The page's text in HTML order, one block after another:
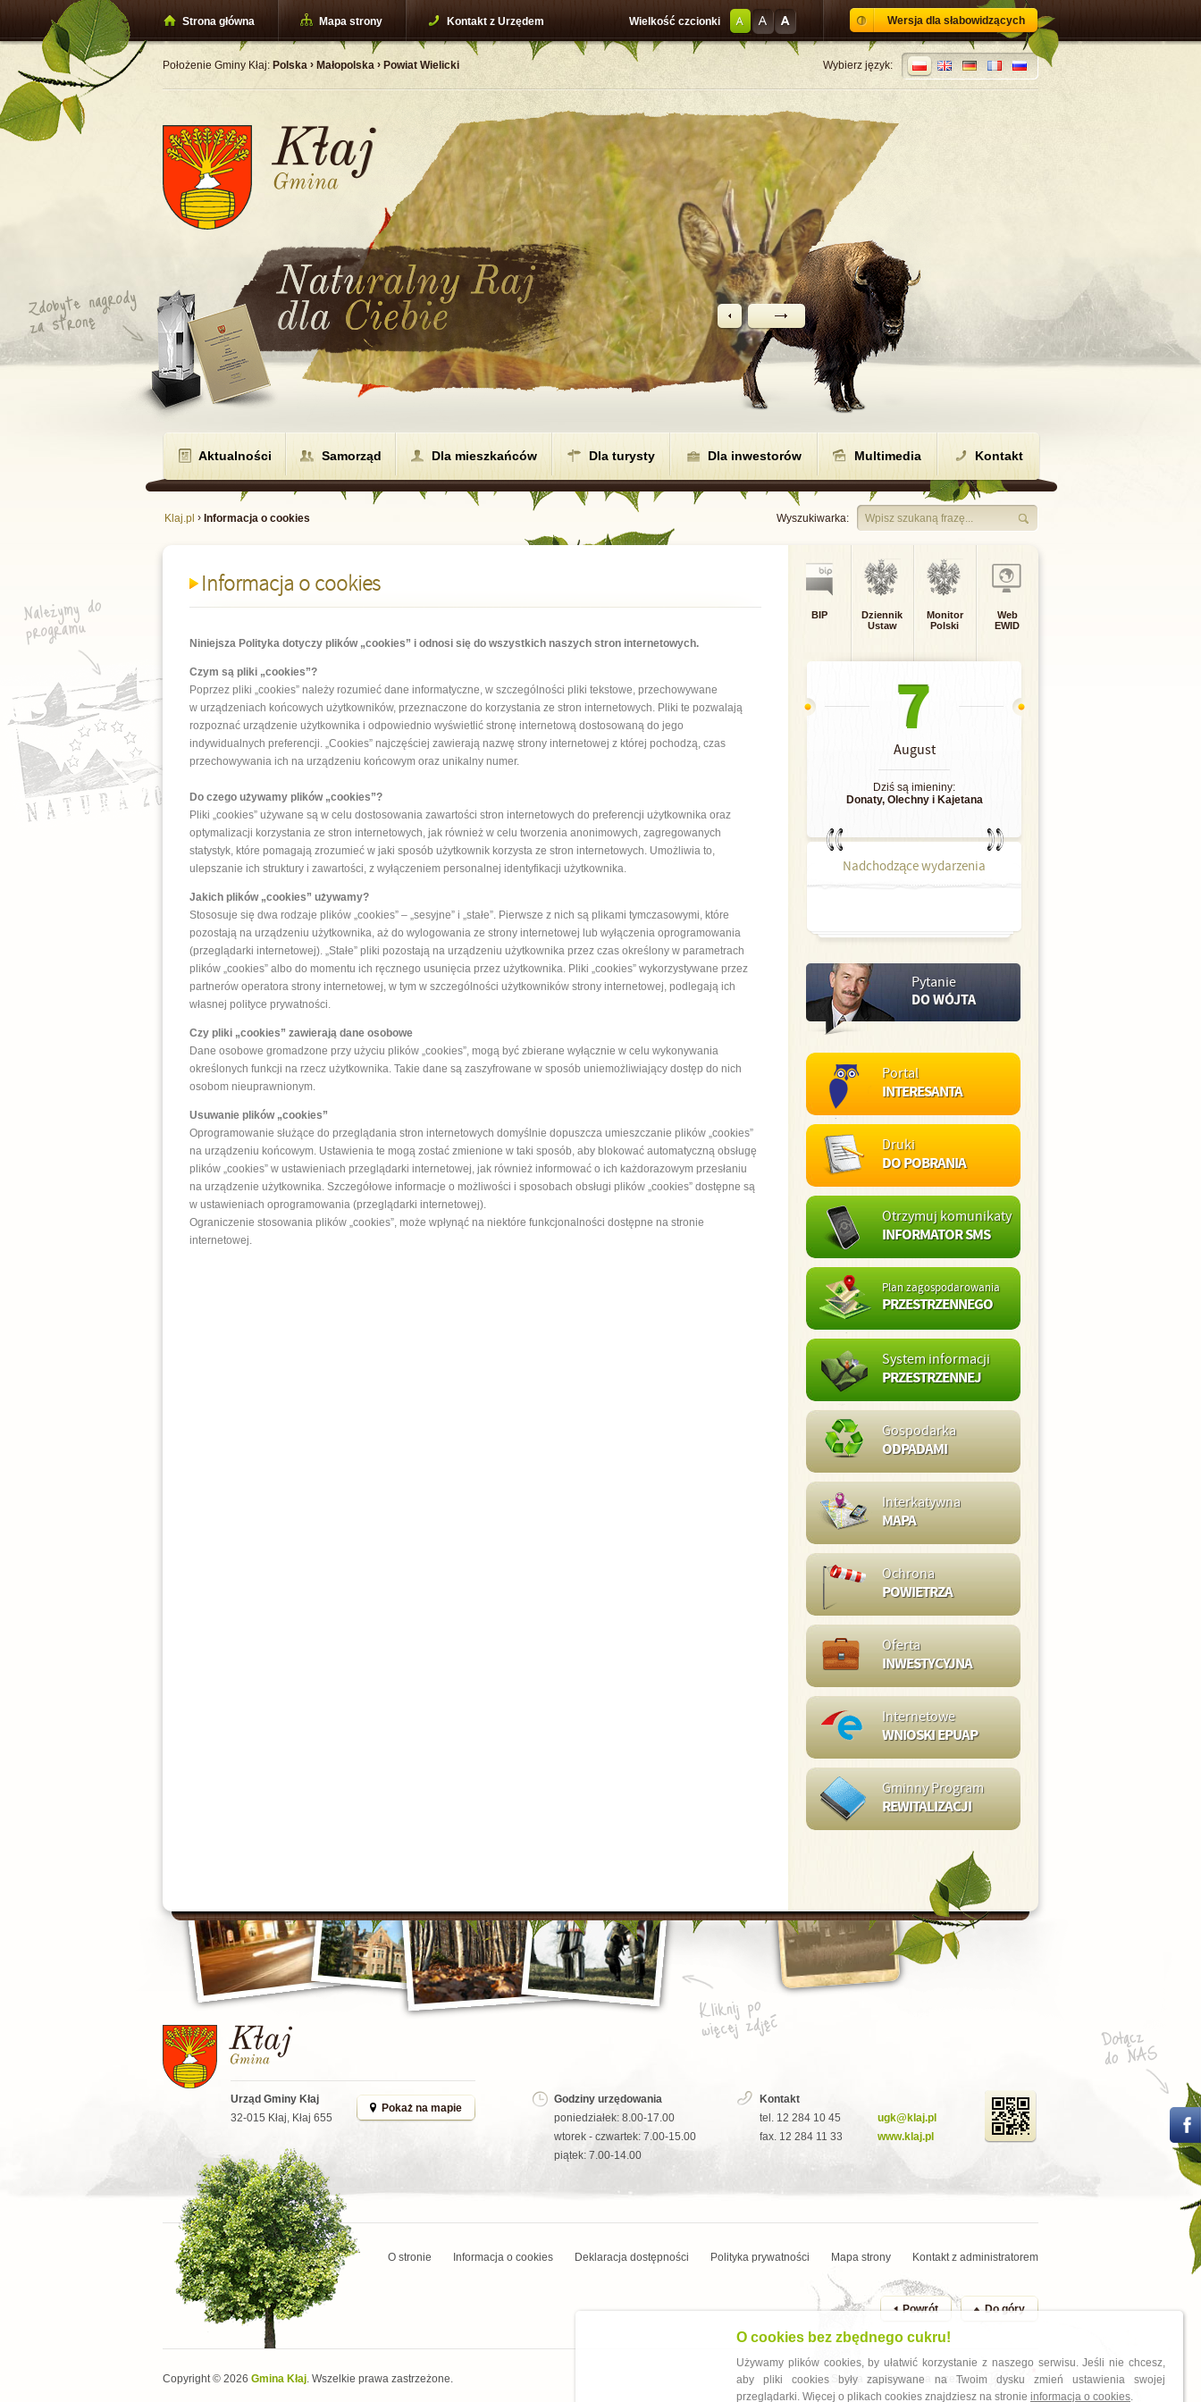
O cookies bez zbędnego cukru!
Używamy plików cookies, by ułatwić korzystanie z naszego serwisu. Jeśli nie chcesz,
aby pliki cookies były zapisywane na Twoim dysku zmień ustawienia swojej
przeglądarki. Więcej o plikach cookies znajdziesz na stronie informacja o cookies.
Położenie Gminy Kłaj: Polska › Małopolska › Powiat Wielicki Wybierz język:
Wersja dla słabowidzących
Wielkość czcionki
Strona główna Mapa strony Kontakt z Urzędem
Aktualności Samorząd Dla mieszkańców Dla turysty Dla inwestorów Multimedia Kontakt
Wyszukiwarka: Wpisz szukaną frazę...
Klaj.pl › Informacja o cookies
Informacja o cookies
Niniejsza Polityka dotyczy plików „cookies” i odnosi się do wszystkich naszych stron internetowych.
Czym są pliki „cookies”?
Poprzez pliki „cookies” należy rozumieć dane informatyczne, w szczególności pliki tekstowe, przechowywane
w urządzeniach końcowych użytkowników, przeznaczone do korzystania ze stron internetowych. Pliki te pozwalają
rozpoznać urządzenie użytkownika i odpowiednio wyświetlić stronę internetową dostosowaną do jego
indywidualnych preferencji. „Cookies” najczęściej zawierają nazwę strony internetowej z której pochodzą, czas
przechowywania ich na urządzeniu końcowym oraz unikalny numer.
Do czego używamy plików „cookies”?
Pliki „cookies” używane są w celu dostosowania zawartości stron internetowych do preferencji użytkownika oraz
optymalizacji korzystania ze stron internetowych, jak również w celu tworzenia anonimowych, zagregowanych
statystyk, które pomagają zrozumieć w jaki sposób użytkownik korzysta ze stron internetowych. Umożliwia to,
ulepszanie ich struktury i zawartości, z wyłączeniem personalnej identyfikacji użytkownika.
Jakich plików „cookies” używamy?
Stososuje się dwa rodzaje plików „cookies” – „sesyjne” i „stałe”. Pierwsze z nich są plikami tymczasowymi, które
pozostają na urządzeniu użytkownika, aż do wylogowania ze strony internetowej lub wyłączenia oprogramowania
(przeglądarki internetowej). „Stałe” pliki pozostają na urządzeniu użytkownika przez czas określony w parametrach
plików „cookies” albo do momentu ich ręcznego usunięcia przez użytkownika. Pliki „cookies” wykorzystywane przez
partnerów operatora strony internetowej, w tym w szczególności użytkowników strony internetowej, podlegają ich
własnej polityce prywatności.
Czy pliki „cookies” zawierają dane osobowe
Dane osobowe gromadzone przy użyciu plików „cookies”, mogą być zbierane wyłącznie w celu wykonywania
określonych funkcji na rzecz użytkownika. Takie dane są zaszyfrowane w sposób uniemożliwiający dostęp do nich
osobom nieuprawnionym.
Usuwanie plików „cookies”
Oprogramowanie służące do przeglądania stron internetowych domyślnie dopuszcza umieszczanie plików „cookies”
na urządzeniu końcowym. Ustawienia te mogą zostać zmienione w taki sposób, aby blokować automatyczną obsługę
plików „cookies” w ustawieniach przeglądarki internetowej, jak również informować o ich każdorazowym przesłaniu
na urządzenie użytkownika. Szczegółowe informacje o możliwości i sposobach obsługi plików „cookies” dostępne są
w ustawieniach oprogramowania (przeglądarki internetowej).
Ograniczenie stosowania plików „cookies”, może wpłynąć na niektóre funkcjonalności dostępne na stronie
internetowej.
BIP
Dziennik
Ustaw
Monitor
Polski
Web
EWID
7
August
Dziś są imieniny:
Donaty, Olechnyi Kajetana
Nadchodzące wydarzenia
Pytanie
DO WÓJTA
Portal
INTERESANTA
Druki
DO POBRANIA
Otrzymuj komunikaty
INFORMATOR SMS
Plan zagospodarowania
PRZESTRZENNEGO
System informacji
PRZESTRZENNEJ
Gospodarka
ODPADAMI
Interkatywna
MAPA
Ochrona
POWIETRZA
Oferta
INWESTYCYJNA
Internetowe
WNIOSKI EPUAP
Gminny Program
REWITALIZACJI
Pokaż na mapie
Urząd Gminy Kłaj
32-015 Kłaj, Kłaj 655
Godziny urzędowania
poniedziałek: 8.00-17.00
wtorek - czwartek: 7.00-15.00
piątek: 7.00-14.00
Kontakt
tel. 12 284 10 45
fax. 12 284 11 33
ugk@klaj.pl
www.klaj.pl
O stronie Informacja o cookies Deklaracja dostępności Polityka prywatności Mapa strony Kontakt z administratorem
Do góry
Powrót
Copyright © 2026 Gmina Kłaj. Wszelkie prawa zastrzeżone. Strona zrealizowana przez